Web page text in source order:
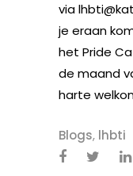
via
je eraan
het Pride
de maand
harte
Blogs, lhbti